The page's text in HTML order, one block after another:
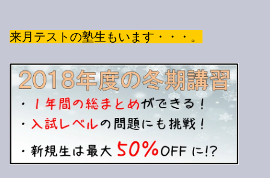
来月テストの塾生もいます・・・。